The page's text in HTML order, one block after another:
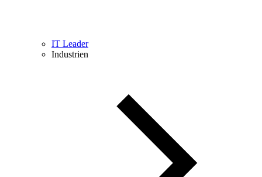
IT Leader
Industrien